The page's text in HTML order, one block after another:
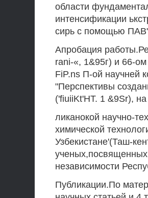
области
интенсификации
сирь с помощью
Апробация
rani-«, 1&95г) и 66-
FiP.ns П-ой научней
"Перспективы
('fiuiiKt'HT. 1 &9Sr),
ликанокой научно-
химической
Узбекистане'(Таш-
независимости
Публикации.По